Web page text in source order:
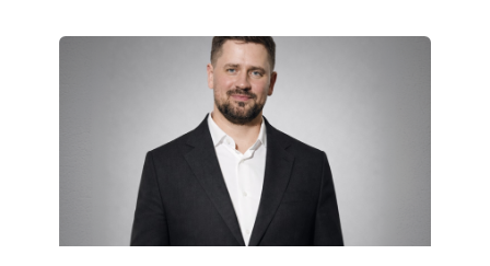
КОТОРЫЕ
РАЗВИВАЮТ
ТЕХНОЛОГИЧЕСКОЕ
ОБРАЗОВАНИЕ
ТАДЖИКИСТАНА